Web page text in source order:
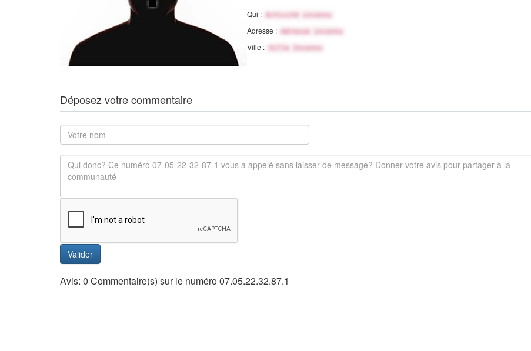
Qui : Activité inconnu
Adresse : Adresse inconnu
Ville : Ville Inconnu
Déposez votre commentaire
Valider
Avis: 0 Commentaire(s) sur le numéro 07.05.22.32.87.1